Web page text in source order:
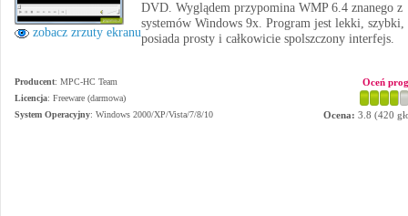
zobacz zrzuty ekranu
DVD. Wyglądem przypomina WMP 6.4 znanego z
systemów Windows 9x. Program jest lekki, szybki,
posiada prosty i całkowicie spolszczony interfejs.
Producent: MPC-HC Team
Licencja: Freeware (darmowa)
System Operacyjny: Windows 2000/XP/Vista/7/8/10
Oceń
Ocena: 3.8 (420